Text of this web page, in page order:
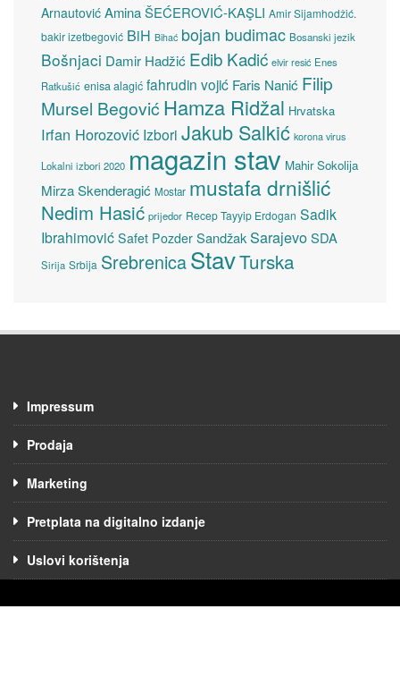
Arnautović Amina ŠEĆEROVIĆ-KAŞLI Amir Sijamhodžić.
bakir izetbegović BiH Bihać bojan budimac Bosanski jezik
Bošnjaci Damir Hadžić Edib Kadić elvir resić Enes
Ratkušić enisa alagić fahrudin vojić Faris Nanić Filip
Mursel Begović Hamza Ridžal Hrvatska
Irfan Horozović Izbori Jakub Salkić korona virus
Lokalni izbori 2020 magazin stav Mahir Sokolija
Mirza Skenderagić Mostar mustafa drnišlić
Nedim Hasić prijedor Recep Tayyip Erdogan Sadik
Ibrahimović Safet Pozder SandžakSarajevoSDA
Sirija Srbija SrebrenicaStavTurska
Impressum
Prodaja
Marketing
Pretplata na digitalno izdanje
Uslovi korištenja